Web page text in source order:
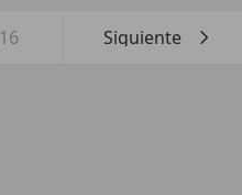
16 Siguiente